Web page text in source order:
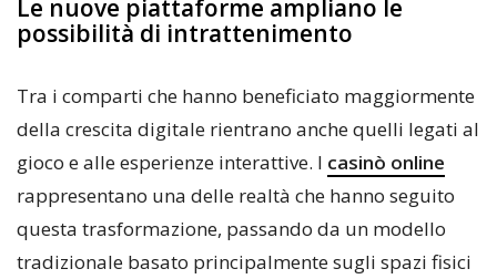
Le nuove piattaforme ampliano le
possibilità di intrattenimento
Tra i comparti che hanno beneficiato maggiormente
della crescita digitale rientrano anche quelli legati al
gioco e alle esperienze interattive. I casinò online
rappresentano una delle realtà che hanno seguito
questa trasformazione, passando da un modello
tradizionale basato principalmente sugli spazi fisici